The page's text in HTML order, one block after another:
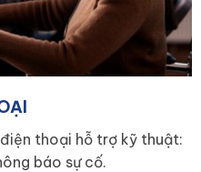
thoại hỗ trợ kỹ thuật:
báo sự cố.